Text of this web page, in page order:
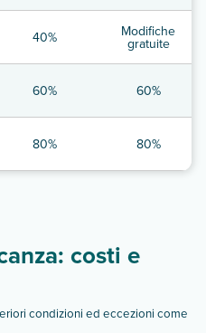
40% Modifiche
gratuite
60% 60%
80% 80%
costi e
condizioni ed eccezioni come